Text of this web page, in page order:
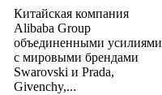
Китайская компания
Alibaba Group
объединенными усилиями
с мировыми брендами
Swarovski и Prada,
Givenchy,...